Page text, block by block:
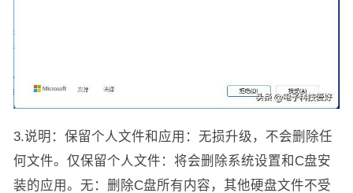
3.说明：保留个人文件和应用：无损升级，不会删除任
何文件。仅保留个人文件：将会删除系统设置和C盘安
装的应用。无：删除C盘所有内容，其他硬盘文件不受